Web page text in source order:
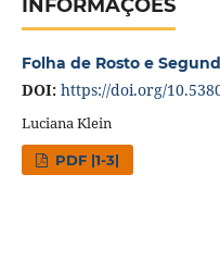
INFORMAÇÕES
Folha de Rosto e
DOI: https://doi.org/
Luciana Klein
PDF |1-3|